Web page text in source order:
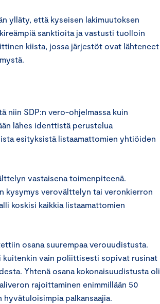
ylläty, että kyseisen lakimuutoksen
sanktioita ja vastusti tuolloin
kiista, jossa järjestöt ovat lähteneet
niin SDP:n vero-ohjelmassa kuin
lähes identtistä perustelua
esityksistä listaamattomien yhtiöiden
vastaisena toimenpiteenä.
kysymys verovälttelyn tai veronkierron
koskisi kaikkia listaamattomien
osana suurempaa verouudistusta.
kuitenkin vain poliittisesti sopivat rusinat
Yhtenä osana kokonaisuudistusta oli
rajoittaminen enimmillään 50
hyvätuloisimpia palkansaajia.